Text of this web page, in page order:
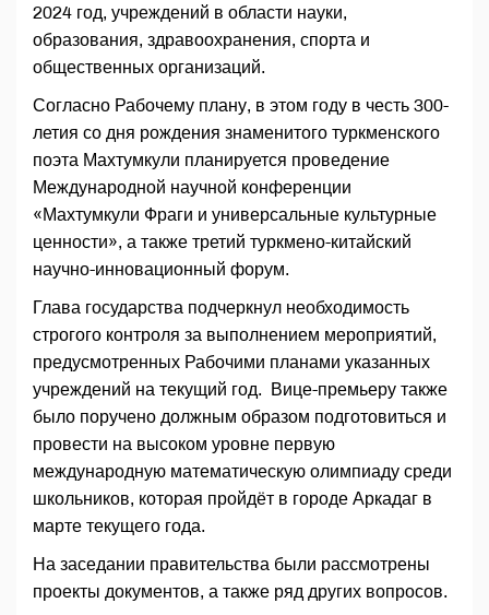
2024 год, учреждений в области науки,
образования, здравоохранения, спорта и
общественных организаций.
Согласно Рабочему плану, в этом году в честь 300-
летия со дня рождения знаменитого туркменского
поэта Махтумкули планируется проведение
Международной научной конференции
«Махтумкули Фраги и универсальные культурные
ценности», а также третий туркмено-китайский
научно-инновационный форум.
Глава государства подчеркнул необходимость
строгого контроля за выполнением мероприятий,
предусмотренных Рабочими планами указанных
учреждений на текущий год. Вице-премьеру также
было поручено должным образом подготовиться и
провести на высоком уровне первую
международную математическую олимпиаду среди
школьников, которая пройдёт в городе Аркадаг в
марте текущего года.
На заседании правительства были рассмотрены
проекты документов, а также ряд других вопросов.